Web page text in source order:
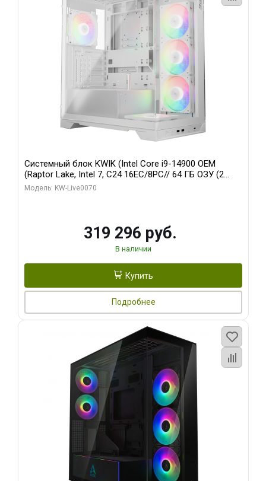
Системный блок KWIK (Intel Core i9-14900 OEM
(Raptor Lake, Intel 7, C24 16EC/8PC// 64 ГБ ОЗУ (2
модуля)/ Gigabyte RTX5080 XTREME WATERFORCE
Модель: KW-Live0070
319 296 руб.
В наличии
Купить
Подробнее